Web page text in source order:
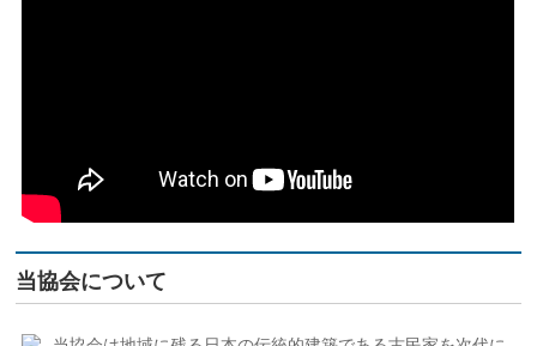
当協会について